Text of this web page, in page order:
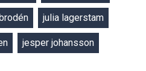
julia lagerstam
jesper johansson